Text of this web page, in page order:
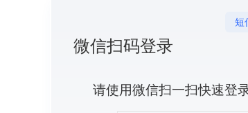
短
微信扫码登录
请使用微信扫一扫快速登